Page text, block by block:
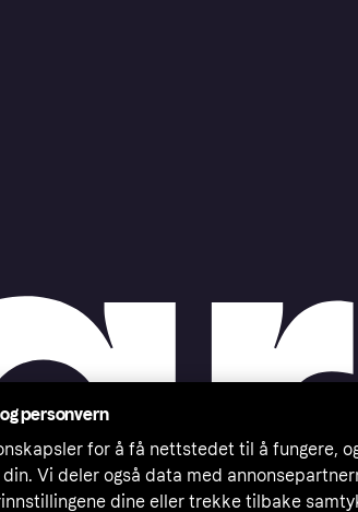
personvern
for å få nettstedet til å fungere,
Vi deler også data med
dine eller trekke tilbake